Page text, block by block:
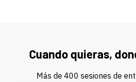
Cuando quieras,
Más de 400 sesiones de